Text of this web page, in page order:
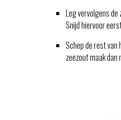
Leg vervolgens
Snijd hiervoor
Schep de rest van
zeezout maak